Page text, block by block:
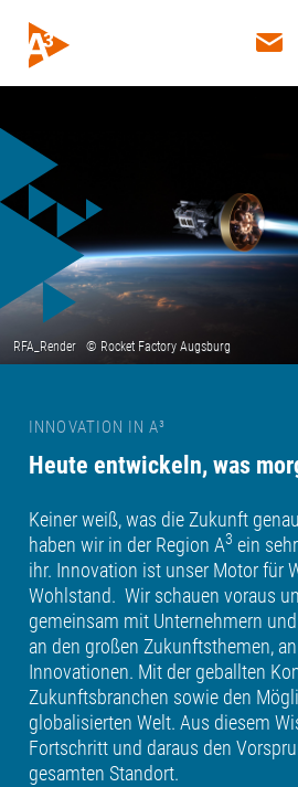
INNOVATION IN A³
Heute entwickeln, was
Keiner weiß, was die Zukunft
haben wir in der Region A3 ein
ihr. Innovation ist unser Motor für
Wohlstand. Wir schauen voraus
gemeinsam mit Unternehmern
an den großen Zukunftsthemen,
Innovationen. Mit der geballten
Zukunftsbranchen sowie den
globalisierten Welt. Aus diesem
Fortschritt und daraus den
gesamten Standort.